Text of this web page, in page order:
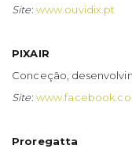
Site: www.ouvidix.pt
PIXAIR
Conceção,
Site:
Proregatta